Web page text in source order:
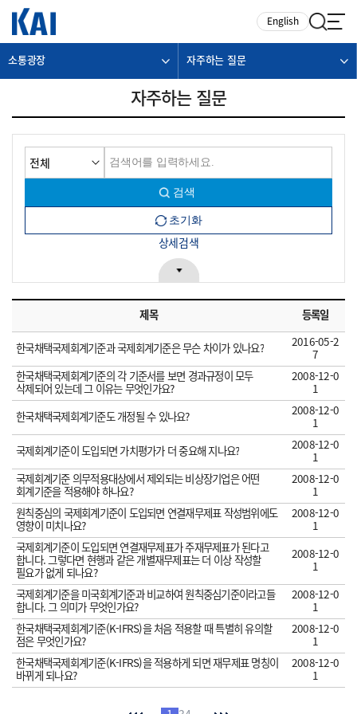
English
소통광장 자주하는 질문
자주하는 질문
상세검색
제목 등록일
한국채택국제회계기준과 국제회계기준은 무슨 차이가 있나요?
2016-05-2
7
한국채택국제회계기준의 각 기준서를 보면 경과규정이 모두
삭제되어 있는데 그 이유는 무엇인가요?
2008-12-0
1
한국채택국제회계기준도 개정될 수 있나요?
2008-12-0
1
국제회계기준이 도입되면 가치평가가 더 중요해 지나요?
2008-12-0
1
국제회계기준 의무적용대상에서 제외되는 비상장기업은 어떤
회계기준을 적용해야 하나요?
2008-12-0
1
원칙중심의 국제회계기준이 도입되면 연결재무제표 작성범위에도
영향이 미치나요?
2008-12-0
1
국제회계기준이 도입되면 연결재무제표가 주재무제표가 된다고
합니다. 그렇다면 현행과 같은 개별재무제표는 더 이상 작성할
필요가 없게 되나요?
2008-12-0
1
국제회계기준을 미국회계기준과 비교하여 원칙중심기준이라고들
합니다. 그 의미가 무엇인가요?
2008-12-0
1
한국채택국제회계기준(K-IFRS)을 처음 적용할 때 특별히 유의할
점은 무엇인가요?
2008-12-0
1
한국채택국제회계기준(K-IFRS)을 적용하게 되면 재무제표 명칭이
바뀌게 되나요?
2008-12-0
1